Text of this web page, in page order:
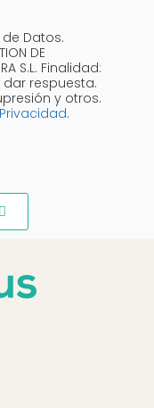
Datos.
DE
S.L. Finalidad:
respuesta.
y otros.
.